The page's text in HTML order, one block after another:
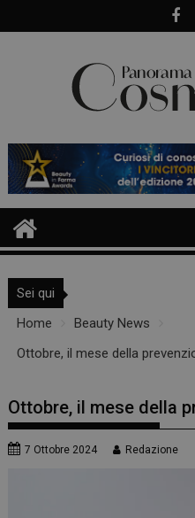
to
Sei qui
Home
Beauty News
Ottobre, il mese della
Ottobre, il mese della
7 Ottobre 2024 Redazione